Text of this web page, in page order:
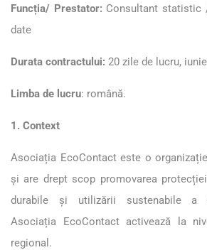
Funcția/ Prestator: Consultant statistic
date
Durata contractului: 20 zile de lucru,
Limba de lucru: română.
1. Context
Asociația EcoContact este o
și are drept scop promovarea
durabile și utilizării sustenabile a
Asociația EcoContact activează la
regional.